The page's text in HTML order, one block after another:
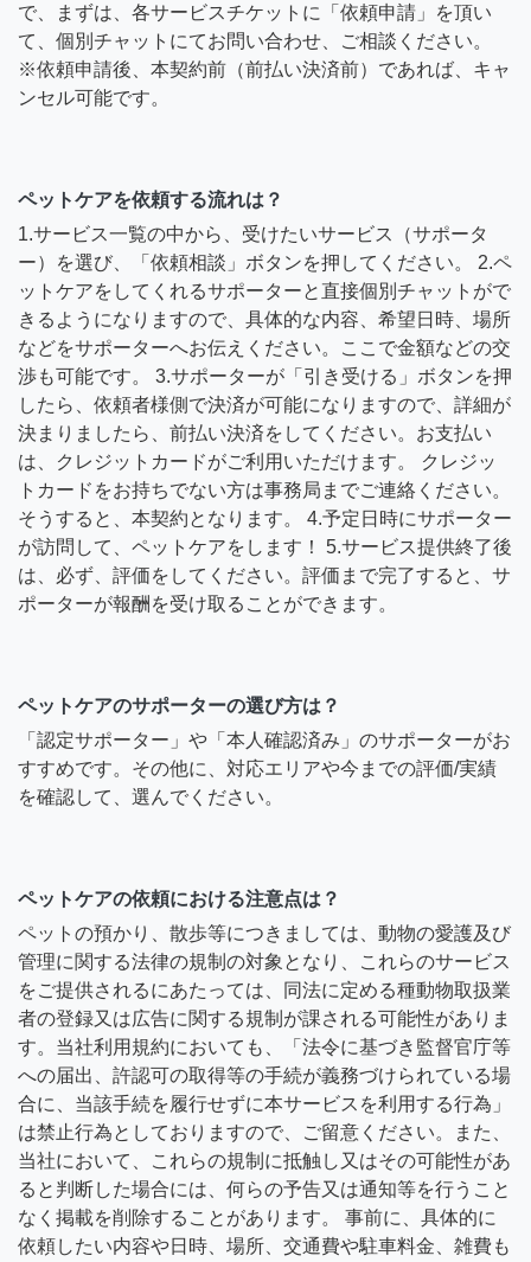
で、まずは、各サービスチケットに「依頼申請」を頂い
て、個別チャットにてお問い合わせ、ご相談ください。
※依頼申請後、本契約前（前払い決済前）であれば、キャ
ンセル可能です。
ペットケアを依頼する流れは？
1.サービス一覧の中から、受けたいサービス（サポータ
ー）を選び、「依頼相談」ボタンを押してください。 2.ペ
ットケアをしてくれるサポーターと直接個別チャットがで
きるようになりますので、具体的な内容、希望日時、場所
などをサポーターへお伝えください。ここで金額などの交
渉も可能です。 3.サポーターが「引き受ける」ボタンを押
したら、依頼者様側で決済が可能になりますので、詳細が
決まりましたら、前払い決済をしてください。お支払い
は、クレジットカードがご利用いただけます。 クレジッ
トカードをお持ちでない方は事務局までご連絡ください。
そうすると、本契約となります。 4.予定日時にサポーター
が訪問して、ペットケアをします！ 5.サービス提供終了後
は、必ず、評価をしてください。評価まで完了すると、サ
ポーターが報酬を受け取ることができます。
ペットケアのサポーターの選び方は？
「認定サポーター」や「本人確認済み」のサポーターがお
すすめです。その他に、対応エリアや今までの評価/実績
を確認して、選んでください。
ペットケアの依頼における注意点は？
ペットの預かり、散歩等につきましては、動物の愛護及び
管理に関する法律の規制の対象となり、これらのサービス
をご提供されるにあたっては、同法に定める種動物取扱業
者の登録又は広告に関する規制が課される可能性がありま
す。当社利用規約においても、「法令に基づき監督官庁等
への届出、許認可の取得等の手続が義務づけられている場
合に、当該手続を履行せずに本サービスを利用する行為」
は禁止行為としておりますので、ご留意ください。また、
当社において、これらの規制に抵触し又はその可能性があ
ると判断した場合には、何らの予告又は通知等を行うこと
なく掲載を削除することがあります。 事前に、具体的に
依頼したい内容や日時、場所、交通費や駐車料金、雑費も